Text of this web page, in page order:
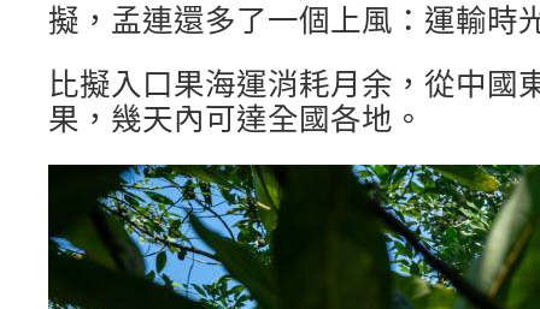
擬，孟連還多了一個上風：運輸時
比擬入口果海運消耗月余，從中國
果，幾天內可達全國各地。